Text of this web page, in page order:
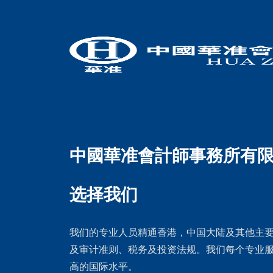
中國華准會計師事務所有
选择我们
我们的专业人员精通香港，中国大陆及其他主
及审计准则、税务及投资法规。我们每个专业
高的国际水平。